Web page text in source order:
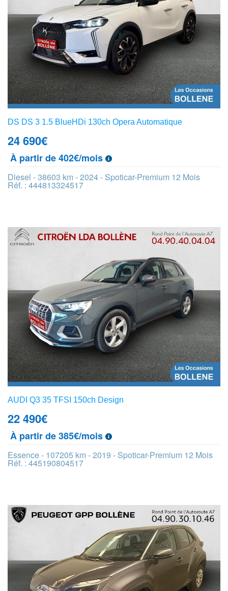
DS DS 3 1.5 BlueHDi 130ch Opera Automatique
24 690€
À partir de 402€/mois
Diesel - 38603 km - 2024 - Spoticar-Premium 12 Mois
Réf. : 444813324517
AUDI Q3 35 TFSI 150ch Design
22 490€
À partir de 385€/mois
Essence - 107205 km - 2019 - Spoticar-Premium 12 Mois
Réf. : 445190804517